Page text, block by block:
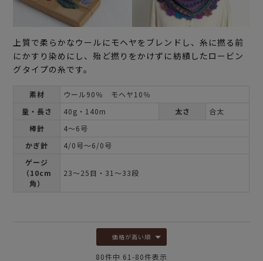
上質で柔らかなウールにモヘヤをブレンドし、糸に撚る前
にかすり染めにし、殆ど撚りをかけずに紡績したロービン
グタイプの糸です。
素材
ウール90％ モヘヤ10％
量・長さ
40g・140m 太さ
合太
棒針
4～6号
かぎ針
4/0号～6/0号
ゲージ
（10cm
角）
23～25目・31～33段
価格が高い順
80件中 61 -80件表示